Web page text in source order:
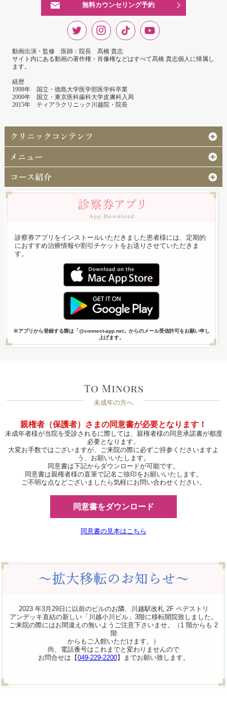
無料カウンセリング予約
動画出演・監修 医師：院長 髙橋 貴志
サイト内にある動画の著作権・肖像権などはすべて髙橋 貴志個人に帰属し
ます。
経歴
1998年 国立・徳島大学医学部医学科卒業
2000年 国立・東京医科歯科大学皮膚科入局
2015年 ティアラクリニック川越院・院長
診察券アプリをインストールいただきました患者様には、定期的
におすすめ治療情報や割引チケットをお送りさせていただきま
す。
※アプリから登録する際は「@connect-app.net」からのメール受信許可をお願い申し
上げます。
未成年の方へ
親権者（保護者）さまの同意書が必要となります！
未成年者様が当院を受診されるに際しては、親権者様の同意承諾書が都度
必要となります。
大変お手数ではございますが、ご来院の際に必ずご持参くださいますよ
う、お願いいたします。
同意書は下記からダウンロードが可能です。
同意書は親権者様の直筆で記名ご捺印をお願いいたします。
ご不明な点などございましたら気軽にお問い合わせください。
同意書をダウンロード
同意書の見本はこちら
2023 年3月29日に以前のビルのお隣、川越駅改札 2F ペデストリ
アンデッキ直結の新しい「川越小川ビル」3階に移転開院致しました。
ご来院の際にはお間違えの無いようご注意下さいませ。（1 階からも 2
階
からもご入館いただけます。）
尚、電話番号はこれまでと変わりませんので
お問合せは【049-229-2200】までお願い致します。